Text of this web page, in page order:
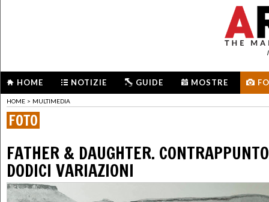
HOME NOTIZIE GUIDE MOSTRE
HOME > MULTIMEDIA
FOTO
FATHER & DAUGHTER.
DODICI VARIAZIONI